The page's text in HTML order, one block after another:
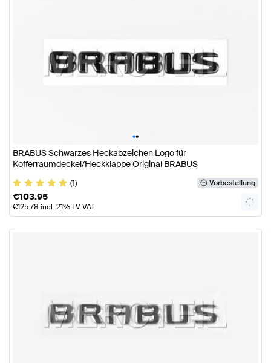
••
BRABUS Schwarzes Heckabzeichen Logo für
Kofferraumdeckel/Heckklappe Original BRABUS
(1)
Vorbestellung
€103.95
€125.78 incl. 21% LV VAT